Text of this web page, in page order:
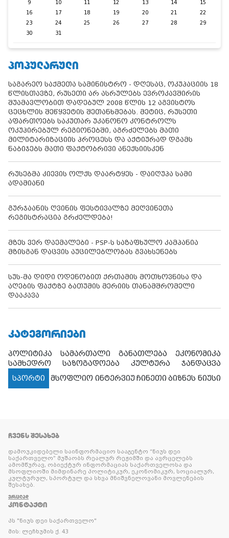
9
10 11 12 13 14
15
16
17 18 19 20 21
22
23
24 25 26 27 28
29
30
31
ᲞᲝᲞᲣᲚᲐᲠᲣᲚᲘ
საგარეო საქმეთა სამინისტრო - დღესაც, ოკუპაციის 18
წლისთავზე, რუსეთი არ ასრულებს ევროკავშირის
შუამავლობით დადებულ 2008 წლის 12 აგვისტოს
ცეცხლის შეწყვეტის შეთანხმებას. მეტიც, რუსეთი
აფართოებს საკუთარ უკანონო კონტროლს
ოკუპირებულ რეგიონებში, აგრძელებს მათი
მილიტარიზაციის პროცესს და აქტიურად დგამს
ნაბიჯებს მათი ფაქტობრივი ანექსიისკენ
რუსებმა კიევის ოლქს დაარტყეს - დაიღუპა სამი
ადამიანი
გურჯაანის ღვინის ფესტივალზე მეღვინეთა
რეგისტრაცია გრძელდება!
მზეს ვერ დაემალები - PSP-ს საზაფხულო კამპანია
მზისგან დაცვის აუცილებლობას გვახსენებს
სუს-მა დიდი ოდენობით ქრთამის მოთხოვნისა და
აღების ფაქტზე ბათუმის მერიის თანამშრომელი
დააკავა
ᲙᲐᲢᲔᲒᲝᲠᲘᲔᲑᲘ
პოლიტიკა სამართალი განათლება
ეკონომიკა
სამხედრო
საზოგადოება კულტურა
ჯანდაცვა
სპორტი
მსოფლიო ინტერვიუ ჩინეთი ბიზნეს ნიუსი
ᲩᲕᲔᲜᲡ ᲨᲔᲡᲐᲮᲔᲑ
დამოუკიდებელი საინფორმაციო სააგენტო “ნიუს დეი
საქართველო” მუშაობს რეალურ რეჟიმში და ავრცელებს
ამომწურავ, ობიექტურ ინფორმაციას საქართველოსა და
მსოფლიოში მიმდინარე პოლიტიკურ, ეკონომიკურ, სოციალურ,
კულტურულ, სპორტულ და სხვა მნიშვნელოვანი მოვლენების
შესახებ.
ᲕᲠᲪᲚᲐᲓ
ᲙᲝᲜᲢᲐᲥᲢᲘ
პს "ნიუს დეი საქართველო"
მის: ლეჩხუმის ქ. 43